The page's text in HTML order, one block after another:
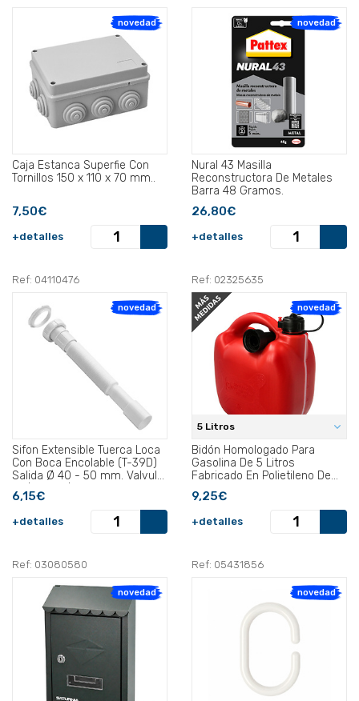
novedad
Caja Estanca Superfie Con
Tornillos 150 x 110 x 70 mm..
7,50€
+detalles
novedad
Nural 43 Masilla
Reconstructora De Metales
Barra 48 Gramos.
26,80€
+detalles
Ref: 04110476
novedad
Sifon Extensible Tuerca Loca
Con Boca Encolable (T-39D)
Salida Ø 40 - 50 mm. Valvula
1-1/2" y 1-1/4".
6,15€
+detalles
Ref: 02325635
novedad
5 Litros
Bidón Homologado Para
Gasolina De 5 Litros
Fabricado En Polietileno De
Alta Densidad..
9,25€
+detalles
Ref: 03080580
novedad
Ref: 05431856
novedad